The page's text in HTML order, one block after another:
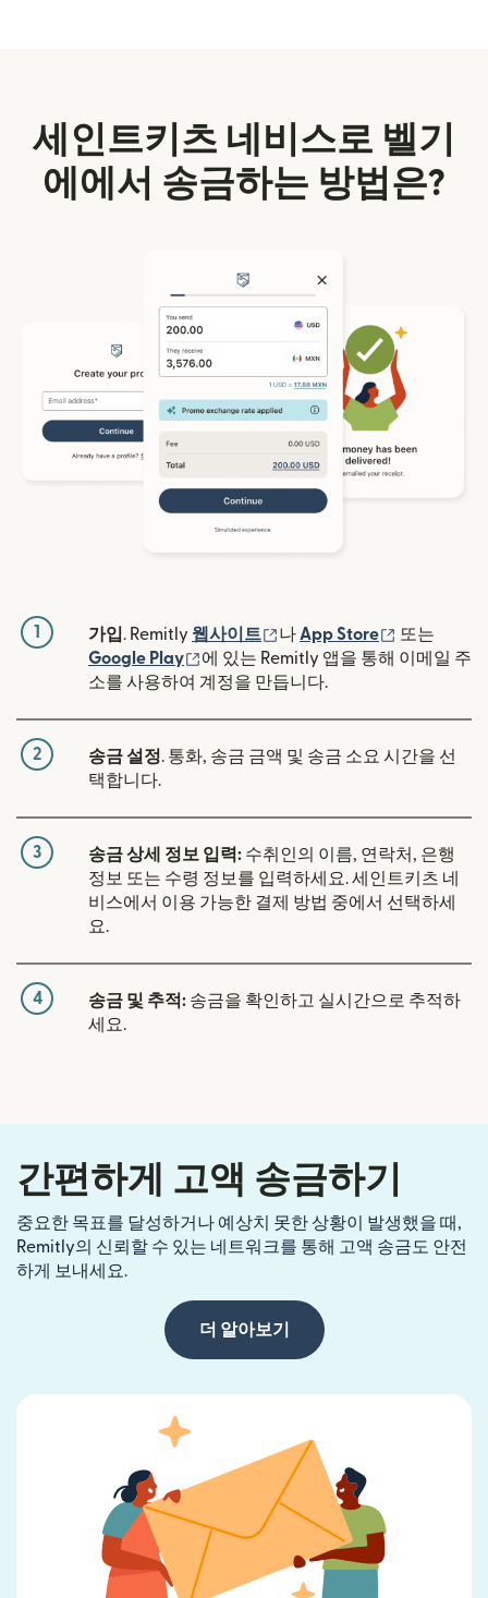
세인트키츠 네비스로 벨기
에에서 송금하는 방법은?
1 가입. Remitly 웹사이트 (새 창에서 열림)
나 App Store (새 창에서
또는
Google Play
(새 창에서 열림)
에 있는 Remitly 앱을 통해 이메일 주
소를 사용하여 계정을 만듭니다.
2 송금 설정. 통화, 송금 금액 및 송금 소요 시간을 선
택합니다.
3 송금 상세 정보 입력: 수취인의 이름, 연락처, 은행
정보 또는 수령 정보를 입력하세요. 세인트키츠 네
비스에서 이용 가능한 결제 방법 중에서 선택하세
요.
4 송금 및 추적: 송금을 확인하고 실시간으로 추적하
세요.
간편하게 고액 송금하기
중요한 목표를 달성하거나 예상치 못한 상황이 발생했을 때,
Remitly의 신뢰할 수 있는 네트워크를 통해 고액 송금도 안전
하게 보내세요.
더 알아보기